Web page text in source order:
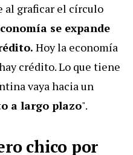
al graficar el círculo
se expande
Hoy la economía
crédito. Lo que tiene
vaya hacia un
a largo plazo".
chico por